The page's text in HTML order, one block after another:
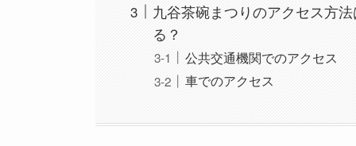
九谷茶碗まつりのアクセス方
る？
公共交通機関でのアクセス
車でのアクセス